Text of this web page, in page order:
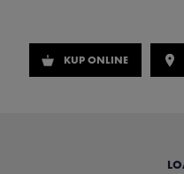
KUP ONLINE